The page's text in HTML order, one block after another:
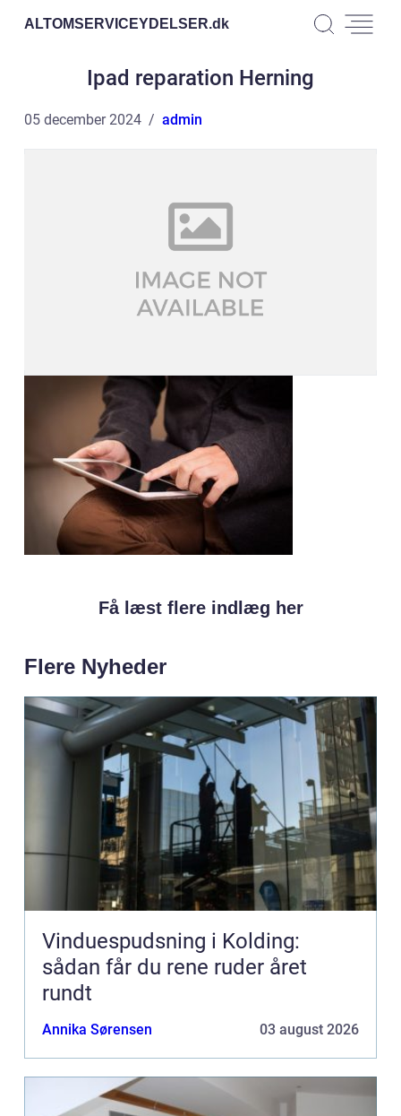
ALTOMSERVICEYDELSER.dk
Ipad reparation Herning
05 december 2024 admin
Få læst flere indlæg her
Flere Nyheder
Vinduespudsning i Kolding:
sådan får du rene ruder året
rundt
Annika Sørensen 03 august 2026